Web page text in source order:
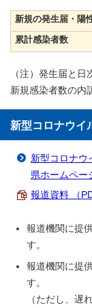
新規の発生届・陽
累計感染者数
（注）発生届と
新規感染者数の内
新型コロナウイ
新型コロナウ
県ホームペー
報道資料 （
報道機関に提
す。
報道機関に提
す。
（ただし、遅